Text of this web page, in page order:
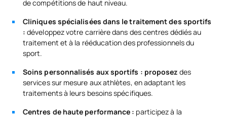
de compétitions de haut niveau.
Cliniques spécialisées dans le traitement des sportifs
:développez votre carrière dans des centres dédiés au
traitement et à la rééducation des professionnels du
sport.
Soins personnalisés aux sportifs : proposez des
services sur mesure aux athlètes, en adaptant les
traitements à leurs besoins spécifiques.
Centres de haute performance : participez à la